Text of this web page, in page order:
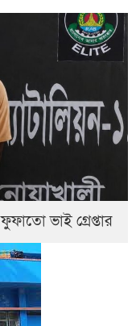
ভাই গ্রেপ্তার